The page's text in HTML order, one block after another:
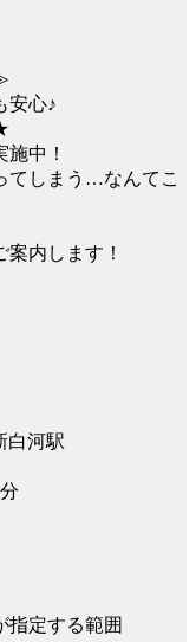
安心♪
中！
てしまう…なんてこ
内します！
白河駅
指定する範囲